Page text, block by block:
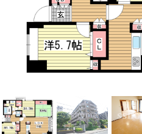
地域から探す
地図から探す
店舗情報·アクセス
会社概要
メールでお問い合わせ